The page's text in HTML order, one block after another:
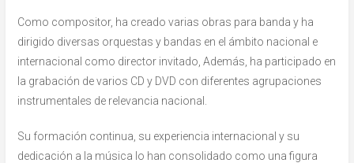
Como compositor, ha creado varias obras para banda y ha
dirigido diversas orquestas y bandas en el ámbito nacional e
internacional como director invitado, Además, ha participado en
la grabación de varios CD y DVD con diferentes agrupaciones
instrumentales de relevancia nacional.
Su formación continua, su experiencia internacional y su
dedicación a la música lo han consolidado como una figura